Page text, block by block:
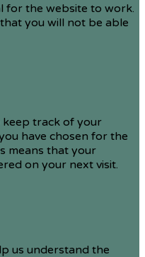
for the website to work.
you will not be able
keep track of your
have chosen for the
means that your
on your next visit.
us understand the